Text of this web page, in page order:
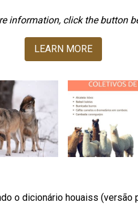
information, click the button
LEARN MORE
o dicionário houaiss (versão